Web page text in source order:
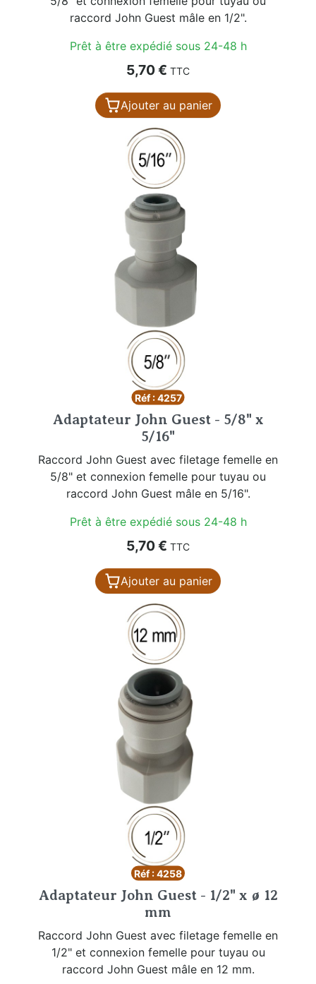
raccord John Guest mâle en 1/2".
Prêt à être expédié sous 24-48 h
Prix
5,70 € TTC
Ajouter au panier
Réf : 4257
Adaptateur John Guest - 5/8" x
5/16"
Raccord John Guest avec filetage femelle en
5/8" et connexion femelle pour tuyau ou
raccord John Guest mâle en 5/16".
Prêt à être expédié sous 24-48 h
Prix
5,70 € TTC
Ajouter au panier
Réf : 4258
Adaptateur John Guest - 1/2" x ø 12
mm
Raccord John Guest avec filetage femelle en
1/2" et connexion femelle pour tuyau ou
raccord John Guest mâle en 12 mm.